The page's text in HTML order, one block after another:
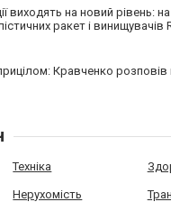
виходять на новий рівень:
ракет і винищувачів
Кравченко розповів
Техніка
Нерухомість